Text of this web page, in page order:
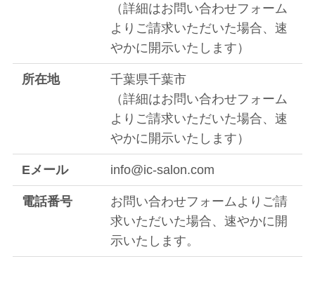
（詳細はお問い合わせフォーム
よりご請求いただいた場合、速
やかに開示いたします）
所在地
千葉県千葉市
（詳細はお問い合わせフォーム
よりご請求いただいた場合、速
やかに開示いたします）
Eメール info@ic-salon.com
電話番号
お問い合わせフォームよりご請
求いただいた場合、速やかに開
示いたします。